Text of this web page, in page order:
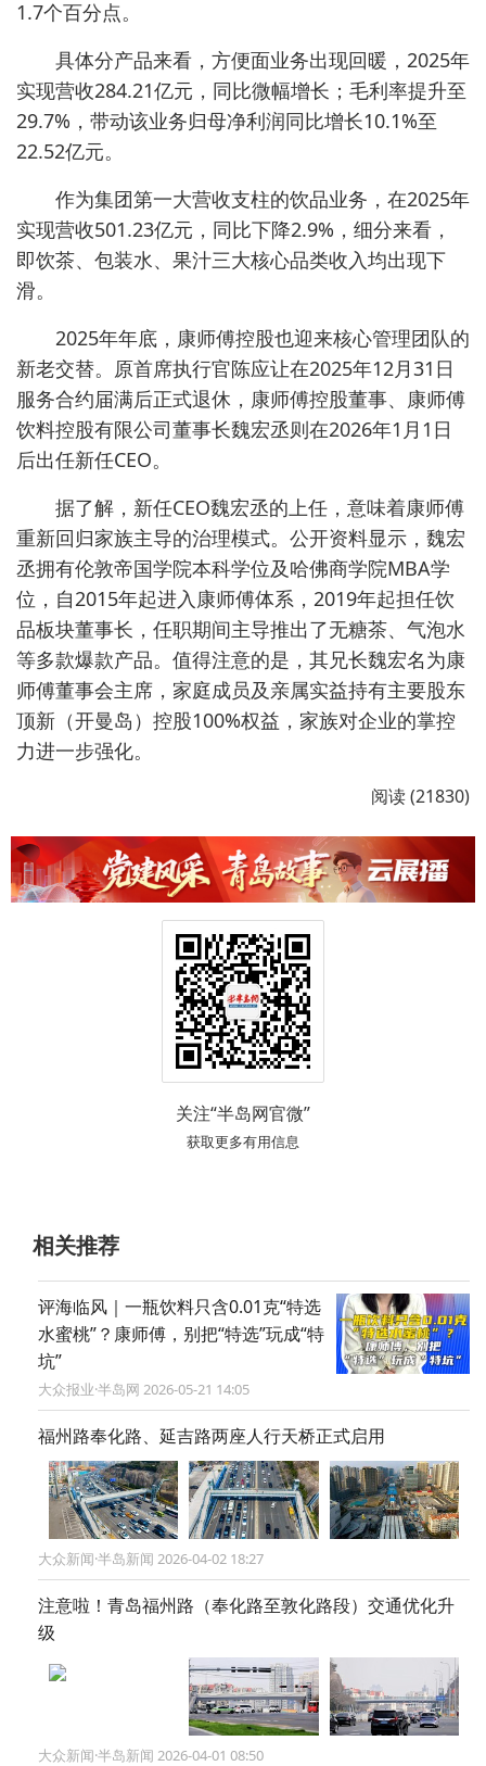
1.7个百分点。
具体分产品来看，方便面业务出现回暖，2025年
实现营收284.21亿元，同比微幅增长；毛利率提升至
29.7%，带动该业务归母净利润同比增长10.1%至
22.52亿元。
作为集团第一大营收支柱的饮品业务，在2025年
实现营收501.23亿元，同比下降2.9%，细分来看，
即饮茶、包装水、果汁三大核心品类收入均出现下
滑。
2025年年底，康师傅控股也迎来核心管理团队的
新老交替。原首席执行官陈应让在2025年12月31日
服务合约届满后正式退休，康师傅控股董事、康师傅
饮料控股有限公司董事长魏宏丞则在2026年1月1日
后出任新任CEO。
据了解，新任CEO魏宏丞的上任，意味着康师傅
重新回归家族主导的治理模式。公开资料显示，魏宏
丞拥有伦敦帝国学院本科学位及哈佛商学院MBA学
位，自2015年起进入康师傅体系，2019年起担任饮
品板块董事长，任职期间主导推出了无糖茶、气泡水
等多款爆款产品。值得注意的是，其兄长魏宏名为康
师傅董事会主席，家庭成员及亲属实益持有主要股东
顶新（开曼岛）控股100%权益，家族对企业的掌控
力进一步强化。
阅读 (21830)
关注“半岛网官微”
获取更多有用信息
相关推荐
评海临风｜一瓶饮料只含0.01克“特选
水蜜桃”？康师傅，别把“特选”玩成“特
坑”
大众报业·半岛网 2026-05-21 14:05
福州路奉化路、延吉路两座人行天桥正式启用
大众新闻·半岛新闻 2026-04-02 18:27
注意啦！青岛福州路（奉化路至敦化路段）交通优化升
级
大众新闻·半岛新闻 2026-04-01 08:50